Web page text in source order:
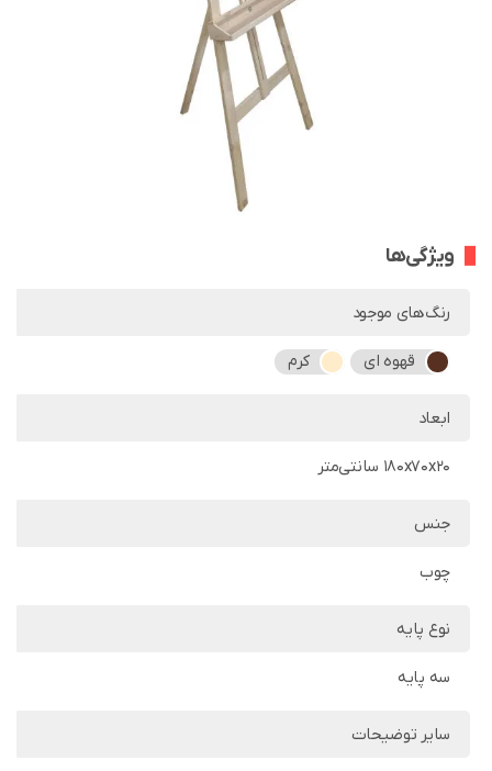
ویژگی‌ها
رنگ‌های موجود
قهوه ای کرم
ابعاد
180x70x20 سانتی‌متر
جنس
چوب
نوع پایه
سه پایه
سایر توضیحات